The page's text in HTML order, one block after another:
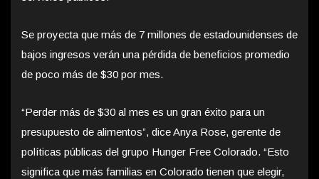
Se proyecta que más de 7 millones de estadounidenses de
bajos ingresos verán una pérdida de beneficios promedio
de poco más de $30 por mes.
“Perder más de $30 al mes es un gran éxito para un
presupuesto de alimentos”, dice Anya Rose, gerente de
políticas públicas del grupo Hunger Free Colorado. “Esto
significa que más familias en Colorado tienen que elegir,